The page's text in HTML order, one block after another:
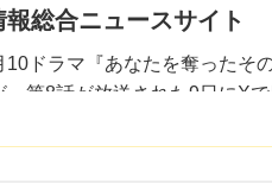
総合ニュースサイト
ドラマ『あなたを奪ったそ
、第8話が放送された9日にX
の常連になり、